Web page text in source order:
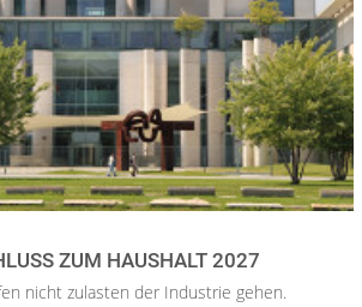
ZUM HAUSHALT 2027
nicht zulasten der Industrie gehen.